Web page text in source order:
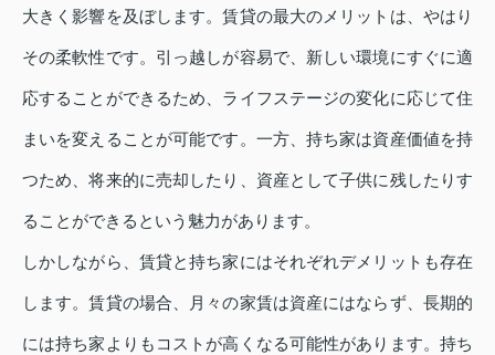
大きく影響を及ぼします。賃貸の最大のメリットは、やはり
その柔軟性です。引っ越しが容易で、新しい環境にすぐに適
応することができるため、ライフステージの変化に応じて住
まいを変えることが可能です。一方、持ち家は資産価値を持
つため、将来的に売却したり、資産として子供に残したりす
ることができるという魅力があります。
しかしながら、賃貸と持ち家にはそれぞれデメリットも存在
します。賃貸の場合、月々の家賃は資産にはならず、長期的
には持ち家よりもコストが高くなる可能性があります。持ち